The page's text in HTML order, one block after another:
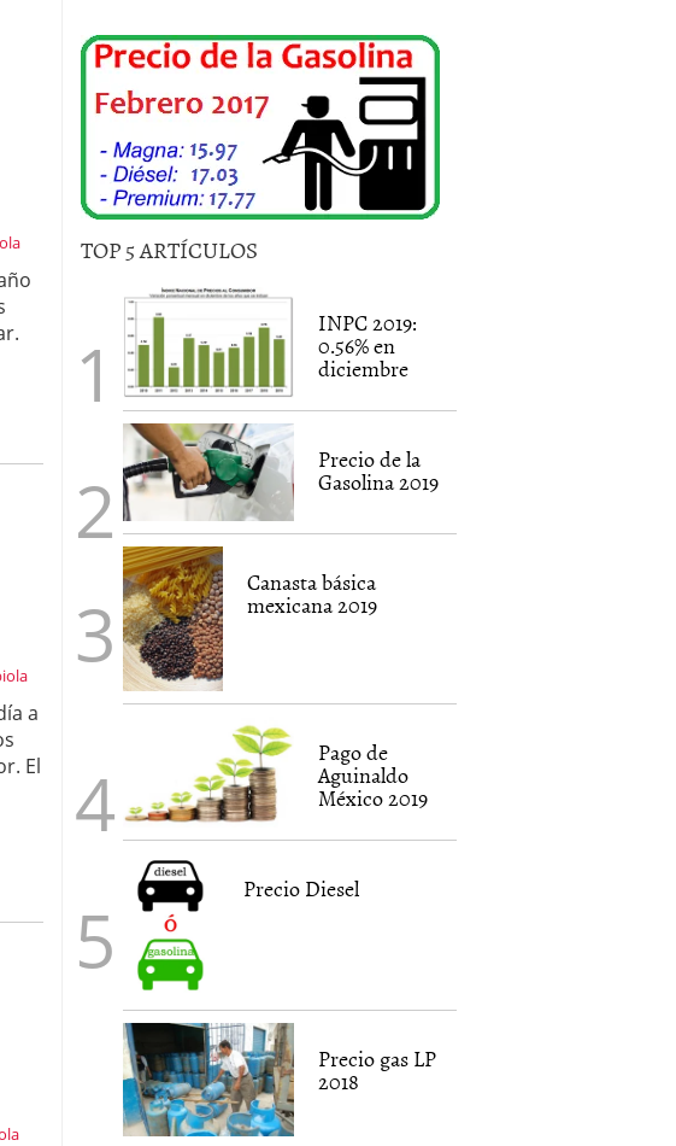
a
El
TOP 5 ARTÍCULOS
INPC 2019:
0.56% en
diciembre
Precio de la
Gasolina 2019
Canasta básica
mexicana 2019
Pago de
Aguinaldo
México 2019
Precio Diesel
Precio gas LP
2018